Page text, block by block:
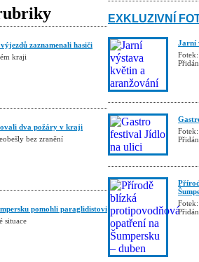
výjezdů zaznamenali hasiči
kraji
dva požáry v kraji
bez zranění
pomohli paraglidistovi
situace
EXKLUZIVNÍ
Jarní